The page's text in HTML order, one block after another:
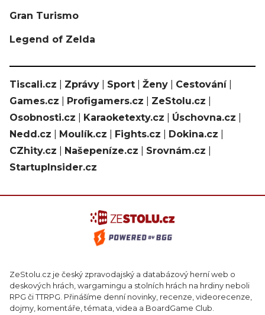
Gran Turismo
Legend of Zelda
Tiscali.cz Zprávy Sport Ženy Cestování|
Games.cz
Profigamers.cz ZeStolu.cz
Osobnosti.cz
Karaoketexty.cz Úschovna.cz
Nedd.cz
Moulík.cz Fights.cz Dokina.cz
CZhity.cz
Našepeníze.cz Srovnám.cz
StartupInsider.cz
ZeStolu.cz je český zpravodajský a databázový herní web o
deskových hrách, wargamingu a stolních hrách na hrdiny neboli
RPG či TTRPG. Přinášíme denní novinky, recenze, videorecenze,
dojmy, komentáře, témata, videa a BoardGame Club.